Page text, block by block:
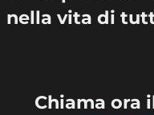
nella vita di
Chiama ora